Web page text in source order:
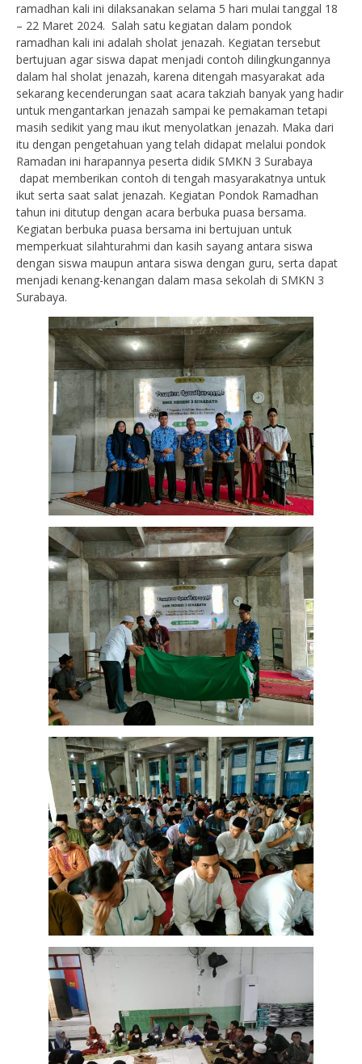
ramadhan kali ini dilaksanakan selama 5 hari mulai tanggal 18
– 22 Maret 2024. Salah satu kegiatan dalam pondok
ramadhan kali ini adalah sholat jenazah. Kegiatan tersebut
bertujuan agar siswa dapat menjadi contoh dilingkungannya
dalam hal sholat jenazah, karena ditengah masyarakat ada
sekarang kecenderungan saat acara takziah banyak yang hadir
untuk mengantarkan jenazah sampai ke pemakaman tetapi
masih sedikit yang mau ikut menyolatkan jenazah. Maka dari
itu dengan pengetahuan yang telah didapat melalui pondok
Ramadan ini harapannya peserta didik SMKN 3 Surabaya
dapat memberikan contoh di tengah masyarakatnya untuk
ikut serta saat salat jenazah. Kegiatan Pondok Ramadhan
tahun ini ditutup dengan acara berbuka puasa bersama.
Kegiatan berbuka puasa bersama ini bertujuan untuk
memperkuat silahturahmi dan kasih sayang antara siswa
dengan siswa maupun antara siswa dengan guru, serta dapat
menjadi kenang-kenangan dalam masa sekolah di SMKN 3
Surabaya.